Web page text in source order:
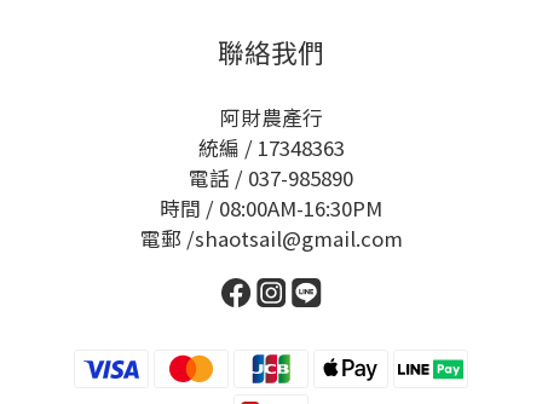
聯絡我們
阿財農產行
統編 / 17348363
電話 / 037-985890
時間 / 08:00AM-16:30PM
電郵 /shaotsail@gmail.com